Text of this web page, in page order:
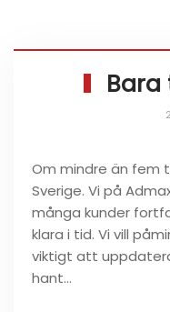
Om mindre än fem
Sverige. Vi på
många kunder
klara i tid. Vi vill
viktigt att
hant…